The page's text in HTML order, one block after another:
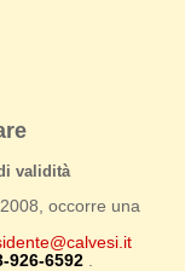
validità
occorre una
926-6592